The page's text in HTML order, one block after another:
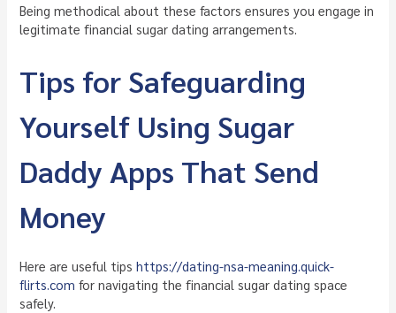
Being methodical about these factors ensures you engage in
legitimate financial sugar dating arrangements.
Tips for Safeguarding
Yourself Using Sugar
Daddy Apps That Send
Money
Here are useful tipshttps://dating-nsa-meaning.quick-
flirts.com for navigating the financial sugar dating space
safely.